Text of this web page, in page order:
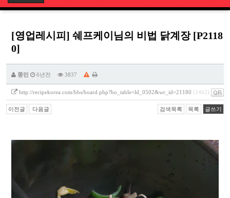
[영업레시피] 쉐프케이님의 비법 닭계장 [P2118
0]
쫑민 6년전 3837
http://recipekorea.com/bbs/board.php?bo_table=ld_0502&wr_id=21180 (1462)
이전글 다음글 검색목록 목록 글쓰기